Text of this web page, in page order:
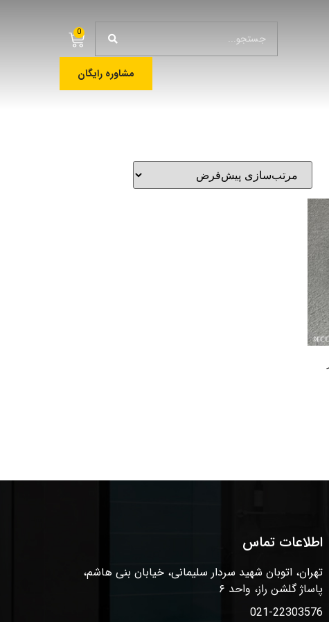
0
مشاوره رایگان
اطلاعات تماس
تهران، اتوبان شهید سردار سلیمانی، خیابان بنی هاشم،
پاساژ گلشن راز، واحد ۶
021-22303576